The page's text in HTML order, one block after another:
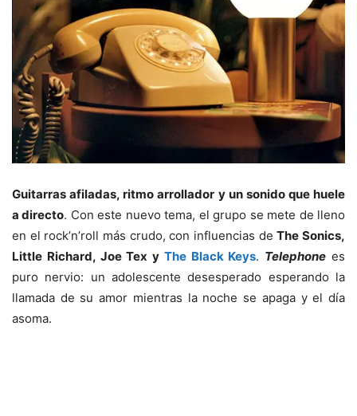
Guitarras afiladas, ritmo arrollador y un sonido que huele
a directo. Con este nuevo tema, el grupo se mete de lleno
en el rock’n’roll más crudo, con influencias deThe Sonics,
Little Richard, Joe Tex y The Black Keys. Telephone es
puro nervio: un adolescente desesperado esperando la
llamada de su amor mientras la noche se apaga y el día
asoma.